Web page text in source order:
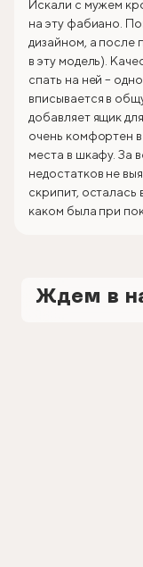
Искали с мужем
на эту фабиано.
дизайном, а после
в эту модель).
спать на ней –
вписывается в
добавляет ящик
очень комфортен
места в шкафу. За
недостатков не
скрипит,
каком была при
Ждем в